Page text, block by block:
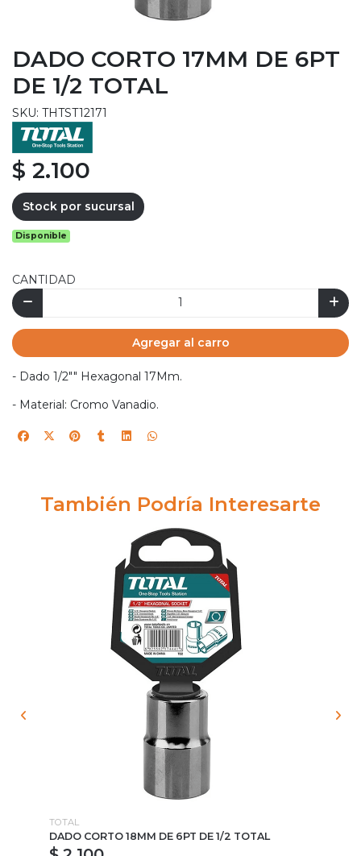
DADO CORTO 17MM DE 6PT
DE 1/2 TOTAL
SKU: THTST12171
$ 2.100
Stock por sucursal
Disponible
CANTIDAD
Agregar al carro
- Dado 1/2"" Hexagonal 17Mm.
- Material: Cromo Vanadio.
También Podría Interesarte
TOTAL
DADO CORTO 18MM DE 6PT DE 1/2 TOTAL